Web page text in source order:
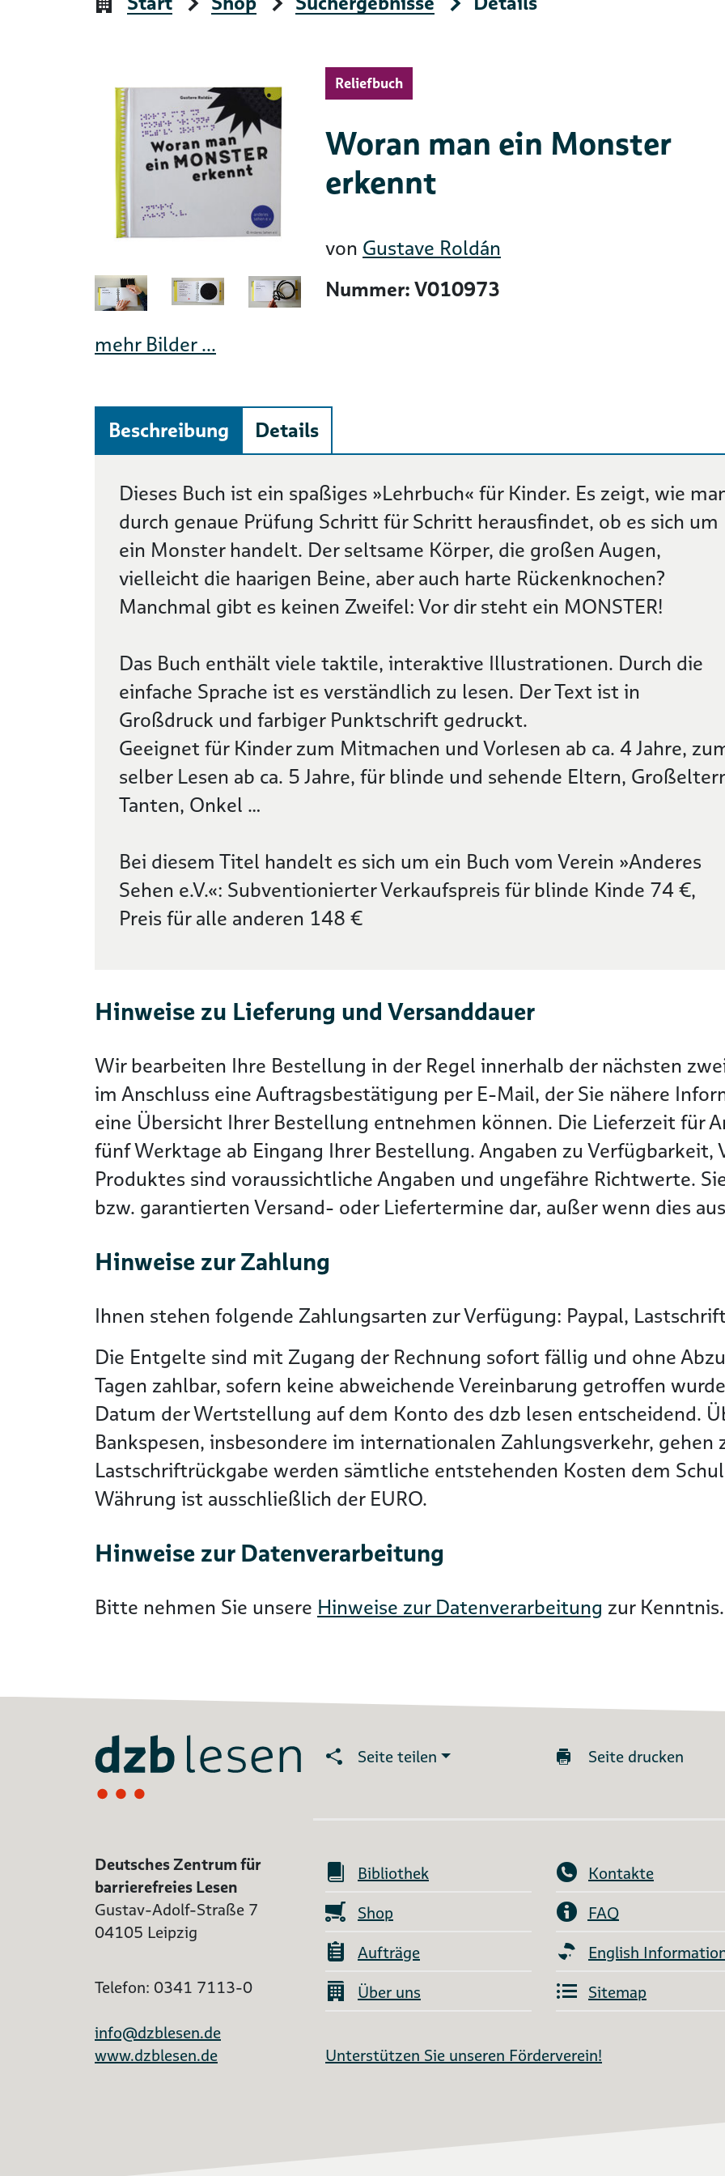
Reliefbuch
Woran man ein Monster
erkennt
von Gustave Roldán
Nummer: V010973
mehr Bilder ...
Beschreibung Details
Beschreibung
Dieses Buch ist ein spaßiges »Lehrbuch« für Kinder. Es zeigt, wie
durch genaue Prüfung Schritt für Schritt herausfindet, ob es sich um
ein Monster handelt. Der seltsame Körper, die großen Augen,
vielleicht die haarigen Beine, aber auch harte Rückenknochen?
Manchmal gibt es keinen Zweifel: Vor dir steht ein MONSTER!
Das Buch enthält viele taktile, interaktive Illustrationen. Durch die
einfache Sprache ist es verständlich zu lesen. Der Text ist in
Großdruck und farbiger Punktschrift gedruckt.
Geeignet für Kinder zum Mitmachen und Vorlesen ab ca. 4 Jahre,
selber Lesen ab ca. 5 Jahre, für blinde und sehende Eltern,
Tanten, Onkel …
Bei diesem Titel handelt es sich um ein Buch vom Verein »Anderes
Sehen e.V.«: Subventionierter Verkaufspreis für blinde Kinde 74 €,
Preis für alle anderen 148 €
Hinweise zu Lieferung und Versanddauer
Wir bearbeiten Ihre Bestellung in der Regel innerhalb der nächsten
im Anschluss eine Auftragsbestätigung per E-Mail, der Sie nähere
eine Übersicht Ihrer Bestellung entnehmen können. Die Lieferzeit für
fünf Werktage ab Eingang Ihrer Bestellung. Angaben zu Verfügbarkeit,
Produktes sind voraussichtliche Angaben und ungefähre Richtwerte.
bzw. garantierten Versand- oder Liefertermine dar, außer wenn dies
Hinweise zur Zahlung
Ihnen stehen folgende Zahlungsarten zur Verfügung: Paypal,
Die Entgelte sind mit Zugang der Rechnung sofort fällig und ohne
Tagen zahlbar, sofern keine abweichende Vereinbarung getroffen
Datum der Wertstellung auf dem Konto des dzb lesen entscheidend.
Bankspesen, insbesondere im internationalen Zahlungsverkehr, gehen
Lastschriftrückgabe werden sämtliche entstehenden Kosten dem
Währung ist ausschließlich der EURO.
Hinweise zur Datenverarbeitung
Bitte nehmen Sie unsere Hinweise zur Datenverarbeitung zur Kenntnis.
Seite teilen Seite drucken
Deutsches Zentrum für
barrierefreies Lesen
Gustav-Adolf-Straße 7
04105 Leipzig
Telefon: 0341 7113-0
info@dzblesen.de
www.dzblesen.de
Bibliothek
Kontakte
Shop
FAQ
Aufträge
English
Über uns
Sitemap
Unterstützen Sie unseren Förderverein!